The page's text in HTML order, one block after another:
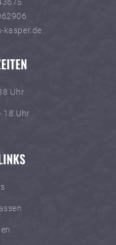
kasper.de
Uhr
18 Uhr